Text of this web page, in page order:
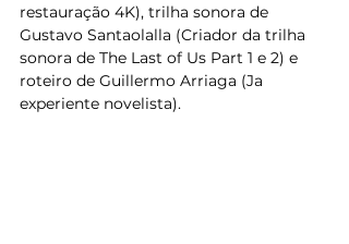
restauração 4K), trilha sonora de
Gustavo Santaolalla (Criador da trilha
sonora de The Last of Us Part 1 e 2) e
roteiro de Guillermo Arriaga (Ja
experiente novelista).